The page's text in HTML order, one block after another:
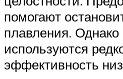
помогают
плавления. Однако
используются
эффективность